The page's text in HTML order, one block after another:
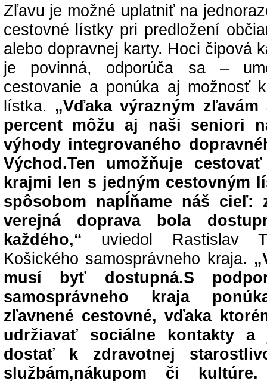
Zľavu je možné uplatniť na
cestovné lístky pri predložení
alebo dopravnej karty. Hoci čipová
je povinná, odporúča sa –
cestovanie a ponúka aj možnosť
lístka. „Vďaka výrazným
percent môžu aj naši seniori
výhody integrovaného
Východ.Ten umožňuje
krajmi len s jedným cestovným
spôsobom napĺňame náš cieľ:
verejná doprava bola
každého,“ uviedol Rastislav
Košického samosprávneho kraja.
musí byť dostupná.S
samosprávneho kraja
zľavnené cestovné, vďaka
udržiavať sociálne kontakty a
dostať k zdravotnej
službám,nákupom či